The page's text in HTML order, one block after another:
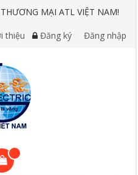
MẠI ATL VIỆT NAM!
thiệu Đăng ký Đăng nhập